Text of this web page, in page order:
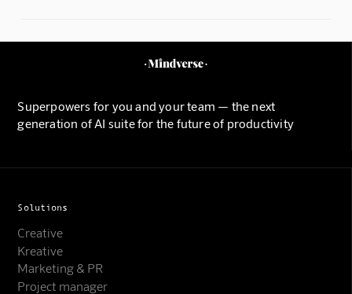
Superpowers for you and your team — the next
generation of AI suite for the future of productivity
Solutions
Creative
Kreative
Marketing & PR
Project manager